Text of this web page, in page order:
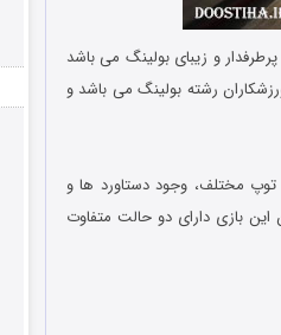
و زیبای بولینگ می باشد
21 نفر از بهترین ورزشکاران رشته بولینگ می باشد و
از ویژگی های این بازی می توان به داشتن گرافیکی بسیار زیبا، امکان پرتاب بیش از 30 توپ مختلف، وجود دستاورد ها و
بازی دارای دو حالت متفاوت